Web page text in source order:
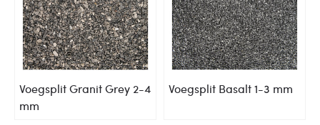
Voegsplit Granit Grey 2-4
mm
Voegsplit Basalt 1-3 mm